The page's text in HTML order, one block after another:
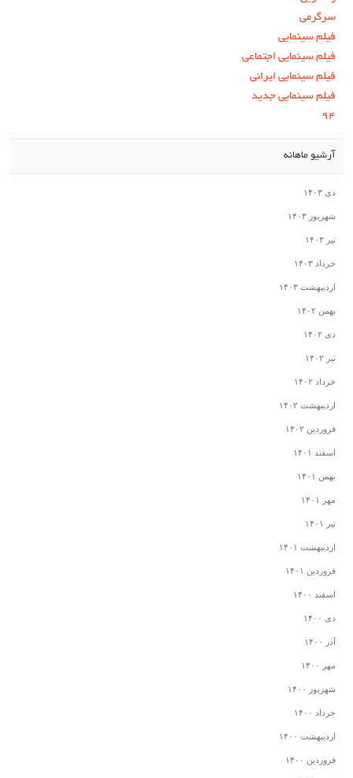
سرگرمی
فیلم سینمایی
فیلم سینمایی اجتماعی
فیلم سینمایی ایرانی
فیلم سینمایی جدید
۹۴
آرشیو ماهانه
دی ۱۴۰۳
شهریور ۱۴۰۳
تیر ۱۴۰۳
خرداد ۱۴۰۳
اردیبهشت ۱۴۰۳
بهمن ۱۴۰۲
دی ۱۴۰۲
تیر ۱۴۰۲
خرداد ۱۴۰۲
اردیبهشت ۱۴۰۲
فروردین ۱۴۰۲
اسفند ۱۴۰۱
بهمن ۱۴۰۱
مهر ۱۴۰۱
تیر ۱۴۰۱
اردیبهشت ۱۴۰۱
فروردین ۱۴۰۱
اسفند ۱۴۰۰
دی ۱۴۰۰
آذر ۱۴۰۰
مهر ۱۴۰۰
شهریور ۱۴۰۰
خرداد ۱۴۰۰
اردیبهشت ۱۴۰۰
فروردین ۱۴۰۰